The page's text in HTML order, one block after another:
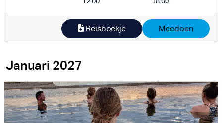
Reisboekje Meedoen
Januari 2027